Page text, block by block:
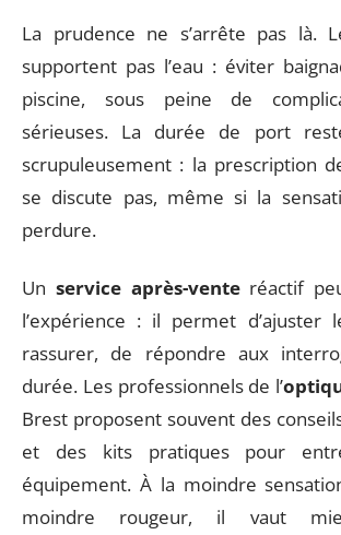
La prudence ne s’arrête pas là.
supportent pas l’eau : éviter
piscine, sous peine de
sérieuses. La durée de port
scrupuleusement : la prescription
se discute pas, même si la
perdure.
Un service après-venteréactif
l’expérience : il permet d’ajuster
rassurer, de répondre aux
durée. Les professionnels de l’
Brest proposent souvent des
et des kits pratiques pour
équipement. À la moindre
moindre rougeur, il vaut